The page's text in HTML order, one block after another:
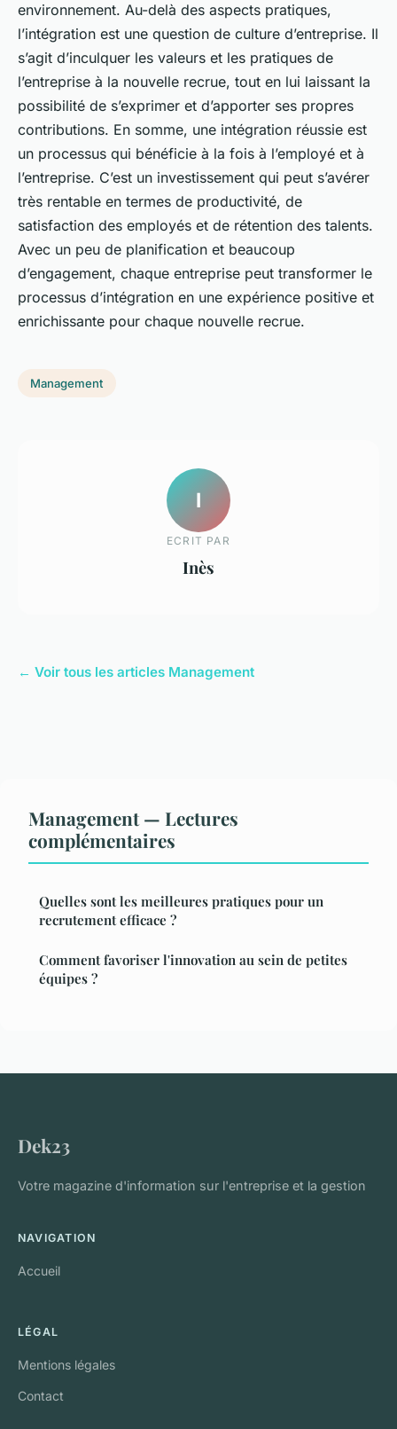
environnement. Au-delà des aspects pratiques,
l’intégration est une question de culture d’entreprise. Il
s’agit d’inculquer les valeurs et les pratiques de
l’entreprise à la nouvelle recrue, tout en lui laissant la
possibilité de s’exprimer et d’apporter ses propres
contributions. En somme, une intégration réussie est
un processus qui bénéficie à la fois à l’employé et à
l’entreprise. C’est un investissement qui peut s’avérer
très rentable en termes de productivité, de
satisfaction des employés et de rétention des talents.
Avec un peu de planification et beaucoup
d’engagement, chaque entreprise peut transformer le
processus d’intégration en une expérience positive et
enrichissante pour chaque nouvelle recrue.
Management
I
ECRIT PAR
Inès
← Voir tous les articles Management
Management — Lectures
complémentaires
Quelles sont les meilleures pratiques pour un
recrutement efficace ?
Comment favoriser l'innovation au sein de petites
équipes ?
Dek23
Votre magazine d'information sur l'entreprise et la gestion
NAVIGATION
Accueil
LÉGAL
Mentions légales
Contact